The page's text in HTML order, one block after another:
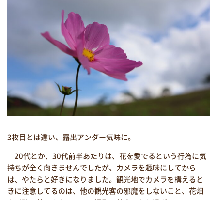
3枚目とは違い、露出アンダー気味に。
20代とか、30代前半あたりは、花を愛でるという行為に気
持ちが全く向きませんでしたが、カメラを趣味にしてから
は、やたらと好きになりました。観光地でカメラを構えると
きに注意してるのは、他の観光客の邪魔をしないこと、花畑